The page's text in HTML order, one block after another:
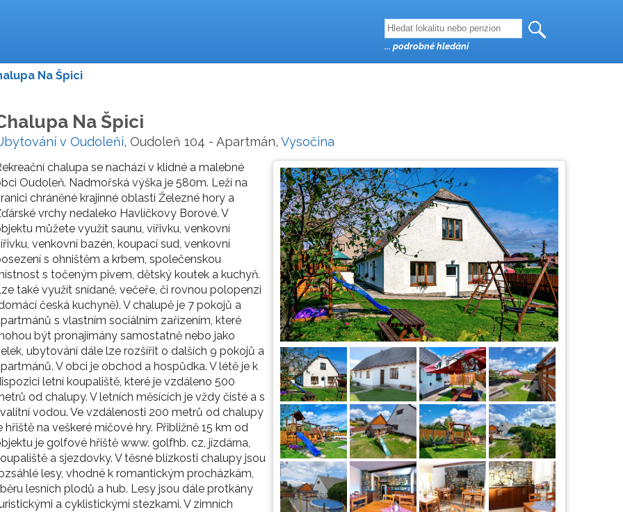
Na Špici
Na Špici
v Oudoleňi, Oudoleň 104 - Apartmán, Vysočina
chalupa se nachází v klidné a malebné
Oudoleň. Nadmořská výška je 580m. Leží na
chráněné krajinné oblasti Železné hory a
vrchy nedaleko Havlíčkovy Borové. V
můžete využít saunu, vířivku, venkovní
venkovní bazén, koupací sud, venkovní
s ohništěm a krbem, společenskou
s točeným pivem, dětský koutek a kuchyň.
také využít snídaně, večeře, či rovnou polopenzi
česká kuchyně). V chalupě je 7 pokojů a
s vlastním sociálním zařízením, které
být pronajímány samostatně nebo jako
ubytování dále lze rozšířit o dalších 9 pokojů a
V obci je obchod a hospůdka. V létě je k
letní koupaliště, které je vzdáleno 500
od chalupy. V letních měsících je vždy čisté a s
vodou. Ve vzdálenosti 200 metrů od chalupy
hřiště na veškeré míčové hry. Přibližně 15 km od
je golfové hřiště www. golfhb. cz, jízdárna,
a sjezdovky. V těsné blízkosti chalupy jsou
lesy, vhodné k romantickým procházkám,
lesních plodů a hub. Lesy jsou dále protkány
a cyklistickými stezkami. V zimních
... podrobné hledání